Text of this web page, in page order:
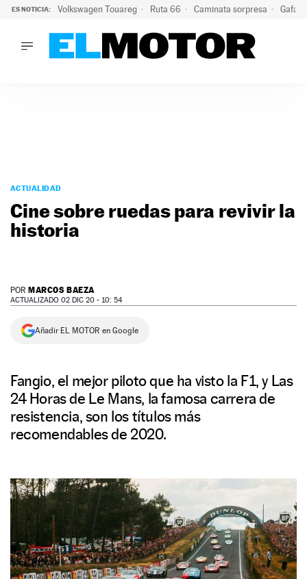
ES NOTICIA: Volkswagen Touareg Ruta 66 Caminata sorpresa Gafas
PODCAST
MOTOS
TECNOLOGÍA
SERVICIOS
NEWSLETTER
ACTUALIDAD
Cine sobre ruedas para revivir la
historia
POR MARCOS BAEZA
ACTUALIZADO 02 DIC 20 - 10: 54
Añadir EL MOTOR en Google
Fangio, el mejor piloto que ha visto la F1, y Las
24 Horas de Le Mans, la famosa carrera de
resistencia, son los títulos más
recomendables de 2020.